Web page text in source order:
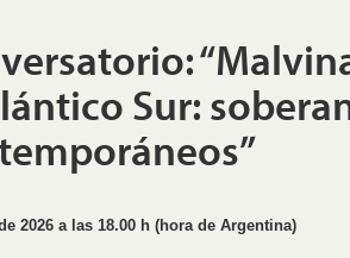
Sur:
2026 a las 18.00 h (hora de Argentina)